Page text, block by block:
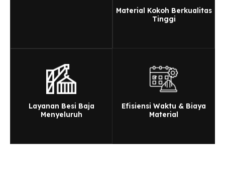
Material Kokoh Berkualitas
Tinggi
Layanan Besi Baja
Menyeluruh
Efisiensi Waktu & Biaya
Material